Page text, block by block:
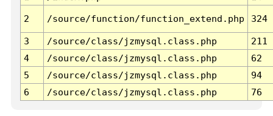
2 /source/function/function_extend.php 324
3 /source/class/jzmysql.class.php
211
4
/source/class/jzmysql.class.php
62
5
/source/class/jzmysql.class.php
94
6
/source/class/jzmysql.class.php 76